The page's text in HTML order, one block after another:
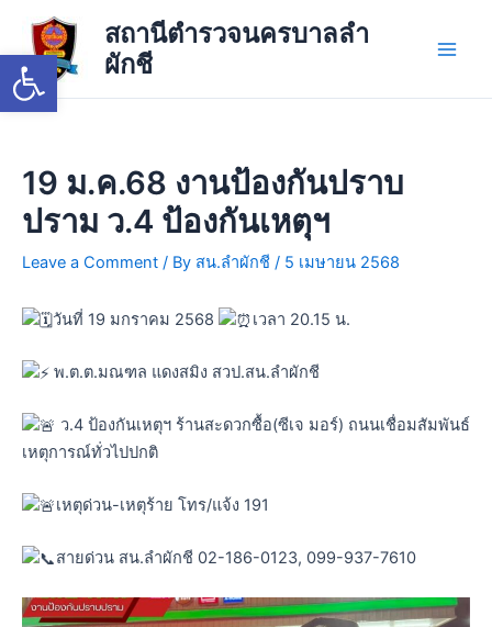
Open toolbar
content
สถานีตำรวจนครบาลลำ
ผักชี
19 ม.ค.68 งานป้องกันปราบ
ปราม ว.4 ป้องกันเหตุฯ
Leave a Comment / By สน.ลำผักชี / 5 เมษายน 2568
วันที่ 19 มกราคม 2568 เวลา 20.15 น.
พ.ต.ต.มณฑล แดงสมิง สวป.สน.ลำผักชี
ว.4 ป้องกันเหตุฯ ร้านสะดวกซื้อ(ซีเจ มอร์) ถนนเชื่อมสัมพันธ์
เหตุการณ์ทั่วไปปกติ
เหตุด่วน-เหตุร้าย โทร/แจ้ง 191
สายด่วน สน.ลำผักชี 02-186-0123, 099-937-7610